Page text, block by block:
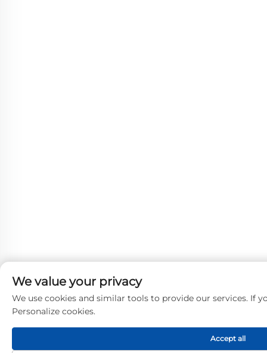
We value your privacy
We use cookies and similar tools to provide our services. If
Personalize cookies.
Accept all